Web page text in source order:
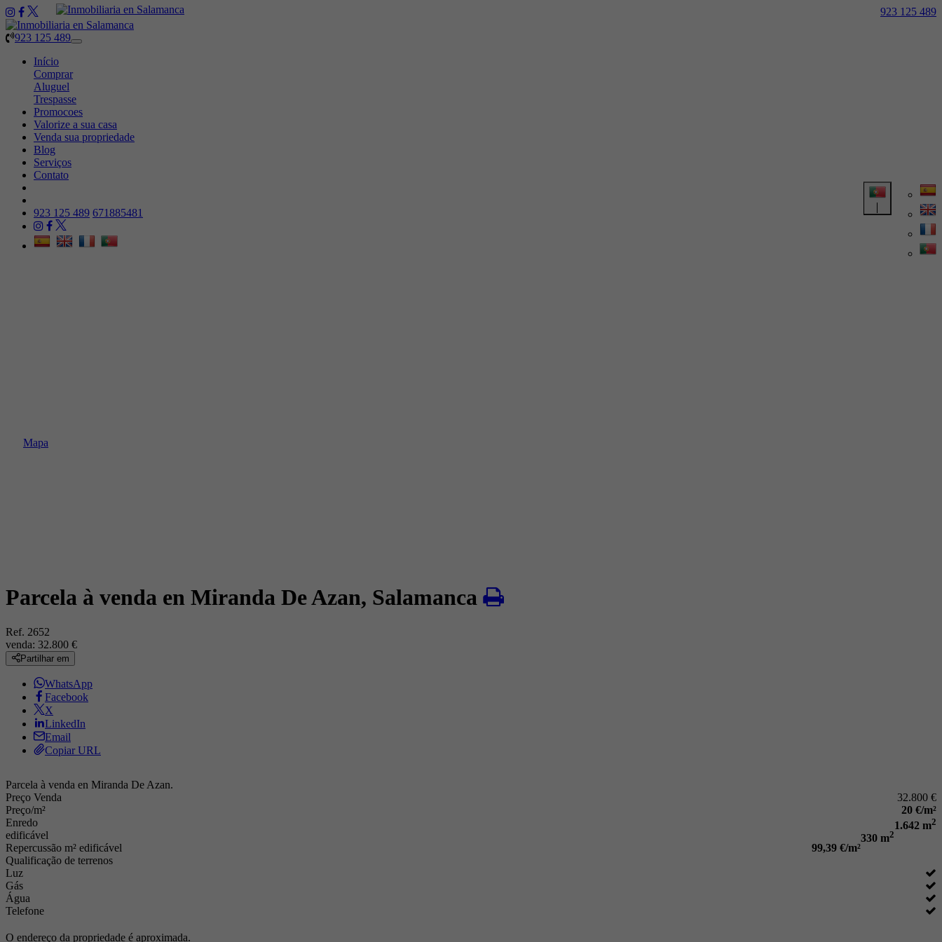
923 125 489
923 125 489
Toggle
Início
Comprar
Aluguel
Trespasse
Promocoes
Valorize a sua casa
Venda sua propriedade
Blog
Serviços
Contato
923 125 489 671885481
Mapa
Parcela à venda en Miranda De Azan, Salamanca
Ref. 2652
venda: 32.800 €
Partilhar em
WhatsApp
Facebook
X
LinkedIn
Email
Copiar URL
Parcela à venda en Miranda De Azan.
Preço Venda
32.800 €
Preço/m²
20 €/m²
Enredo
1.642 m2
edificável 330 m2
Repercussão m² edificável
99,39 €/m²
Qualificação de terrenos
Luz
Gás
Água
Telefone
O endereço da propriedade é aproximada.